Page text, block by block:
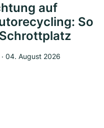
auf
So
‧ 04. August 2026